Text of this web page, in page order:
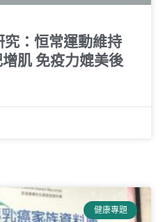
究：恒常運動維持
肌 免疫力媲美後
健康專題